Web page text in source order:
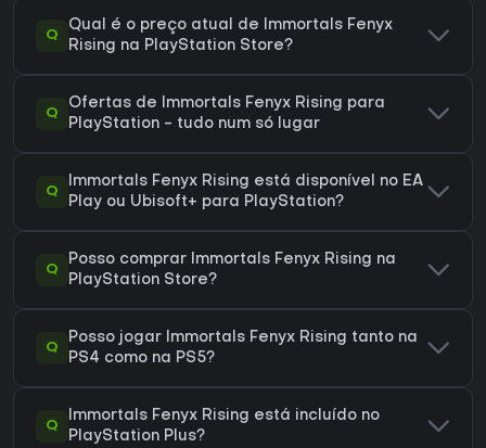
Q
Qual é o preço atual de Immortals Fenyx
Rising na PlayStation Store?
Q
Ofertas de Immortals Fenyx Rising para
PlayStation - tudo num só lugar
Q
Immortals Fenyx Rising está disponível no EA
Play ou Ubisoft+ para PlayStation?
Q
Posso comprar Immortals Fenyx Rising na
PlayStation Store?
Q
Posso jogar Immortals Fenyx Rising tanto na
PS4 como na PS5?
Q
Immortals Fenyx Rising está incluído no
PlayStation Plus?